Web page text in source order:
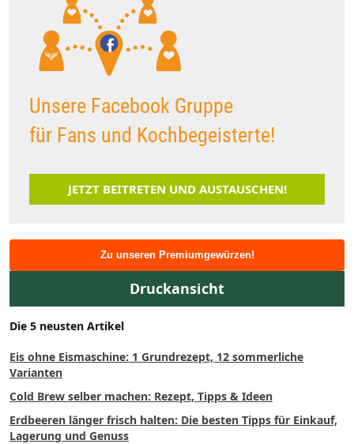
Unsere Facebook Gruppe
für Fans und Kochbegeisterte!
JETZT BEITRETEN UND AUSTAUSCHEN!
Zu unseren Premiumgewürzen!
Druckansicht
Die 5 neusten Artikel
Eis ohne Eismaschine: 1 Grundrezept, 12 sommerliche
Varianten
Cold Brew selber machen: Rezept, Tipps & Ideen
Erdbeeren länger frisch halten: Die besten Tipps für Einkauf,
Lagerung und Genuss